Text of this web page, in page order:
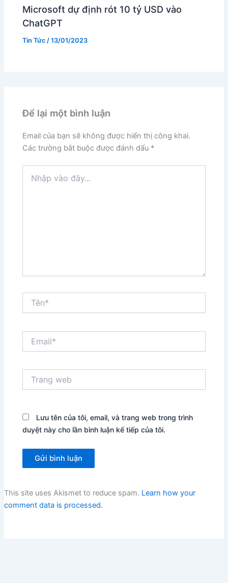
Microsoft dự định rót 10 tỷ USD vào
ChatGPT
Tin Tức /13/01/2023
Để lại một bình luận
Email của bạn sẽ không được hiển thị công khai.
Các trường bắt buộc được đánh dấu *
vào
web
Lưu tên của tôi, email, và trang web trong trình
duyệt này cho lần bình luận kế tiếp của tôi.
This site uses Akismet to reduce spam. Learn how your
comment data is processed.